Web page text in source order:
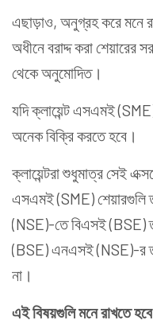
এছাড়াও, অনুগ্রহ করে মনে
অধীনে বরাদ্দ করা
থেকে অনুমোদিত।
যদি ক্লায়েন্ট এসএমই
অনেক বিক্রি করতে হবে।
ক্লায়েন্টরা শুধুমাত্র সেই
এসএমই (SME) শেয়ারগুলি
(NSE)-তে বিএসই (BSE)
(BSE) এনএসই (NSE)-র
না।
এই বিষয়গুলি মনে রাখতে